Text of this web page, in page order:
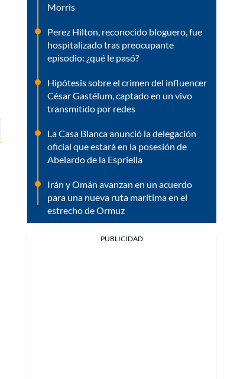
Morris
Perez Hilton, reconocido bloguero, fue
hospitalizado tras preocupante
episodio: ¿qué le pasó?
Hipótesis sobre el crimen del influencer
César Gastélum, captado en un vivo
transmitido por redes
La Casa Blanca anunció la delegación
oficial que estará en la posesión de
Abelardo de la Espriella
Irán y Omán avanzan en un acuerdo
para una nueva ruta marítima en el
estrecho de Ormuz
PUBLICIDAD